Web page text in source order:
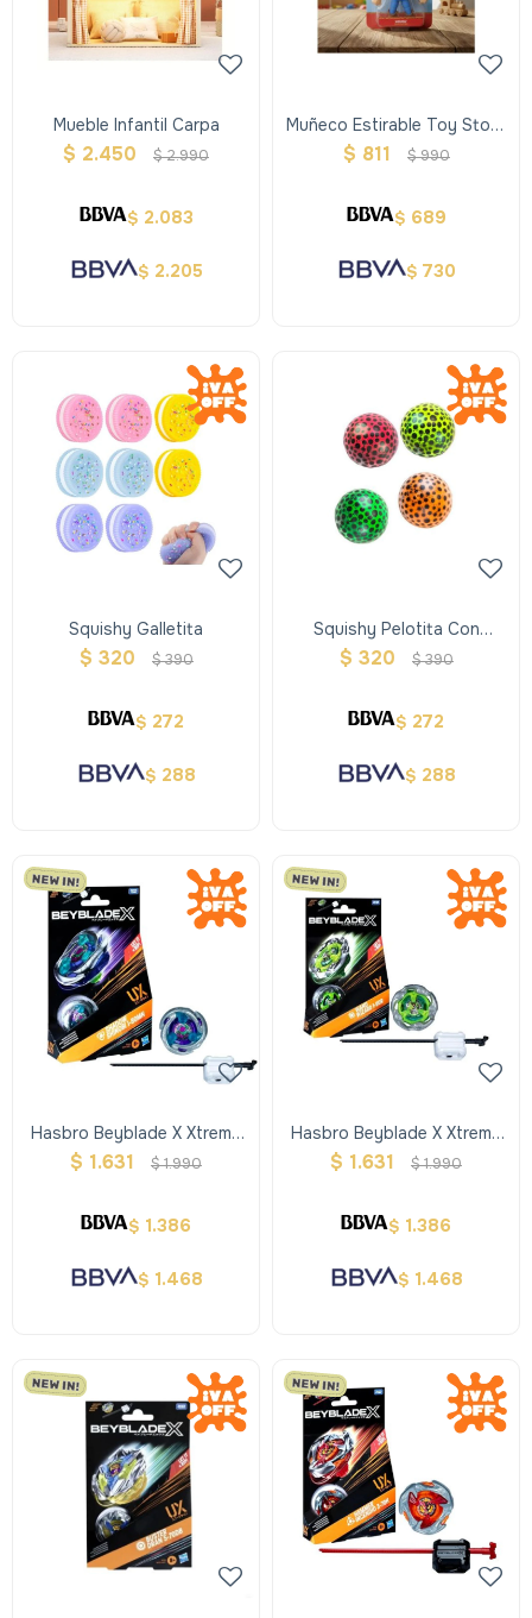
Mueble Infantil Carpa
$ 2.450 $2.990
$ 2.083
$ 2.205
Muñeco Estirable Toy Story
Woody
$ 811 $990
$ 689
$ 730
Squishy Galletita
$ 320 $390
$ 272
$ 288
Squishy Pelotita Con
Orbeez
$ 320 $390
$ 272
$ 288
Hasbro Beyblade X Xtreme
Trompo + Lanzador -
$ 1.631 $1.990
$ 1.386
$ 1.468
Hasbro Beyblade X Xtreme
Trompo + Lanzador - Verde
$ 1.631 $1.990
$ 1.386
$ 1.468